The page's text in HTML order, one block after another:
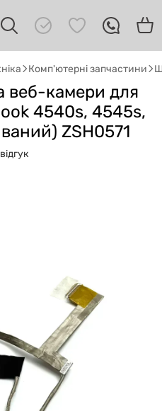
Комп'ютерні запчастини
веб-камери для
4540s, 4545s,
ZSH0571
допоможу